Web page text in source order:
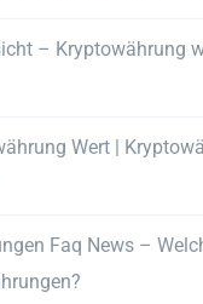
– Kryptowährung
Wert |
Faq News –